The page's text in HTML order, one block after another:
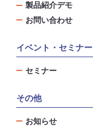
製品紹介デモ
お問い合わせ
イベント・セミナー
セミナー
その他
お知らせ